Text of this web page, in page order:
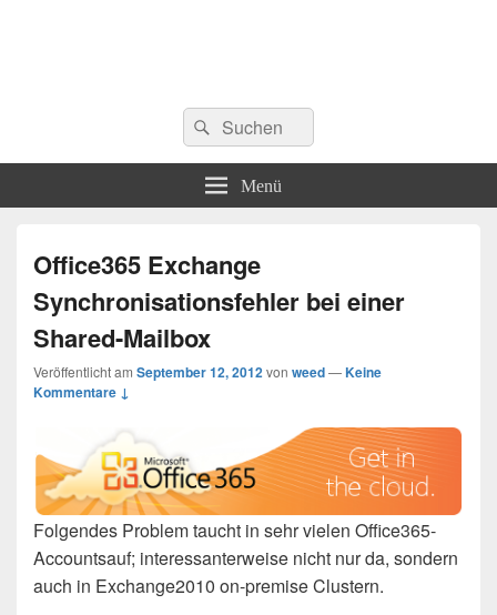
Suchen
nach:
Suchen
Menü
Office365 Exchange
Synchronisationsfehler bei einer
Shared-Mailbox
Veröffentlicht am September 12, 2012von weed—Keine
Kommentare ↓
Folgendes Problem taucht in sehr vielen Office365-
Accountsauf; interessanterweise nicht nur da, sondern
auch in Exchange2010 on-premise Clustern.